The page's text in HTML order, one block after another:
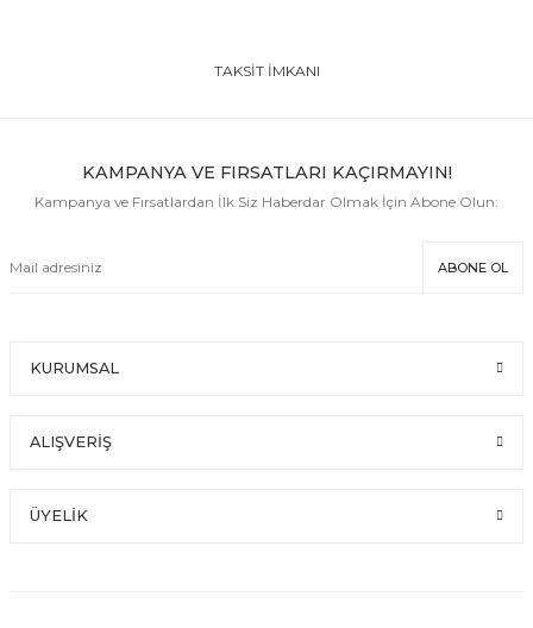
TAKSİT İMKANI
KAMPANYA VE FIRSATLARI KAÇIRMAYIN!
Kampanya ve Fırsatlardan İlk Siz Haberdar Olmak İçin Abone Olun:
ABONE OL
KURUMSAL
ALIŞVERİŞ
ÜYELİK